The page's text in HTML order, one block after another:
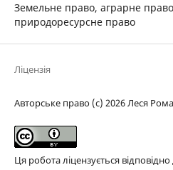
Земельне право, аграрне
природоресурсне право
Ліцензія
Авторське право (c) 2026 Леся
Ця робота ліцензується